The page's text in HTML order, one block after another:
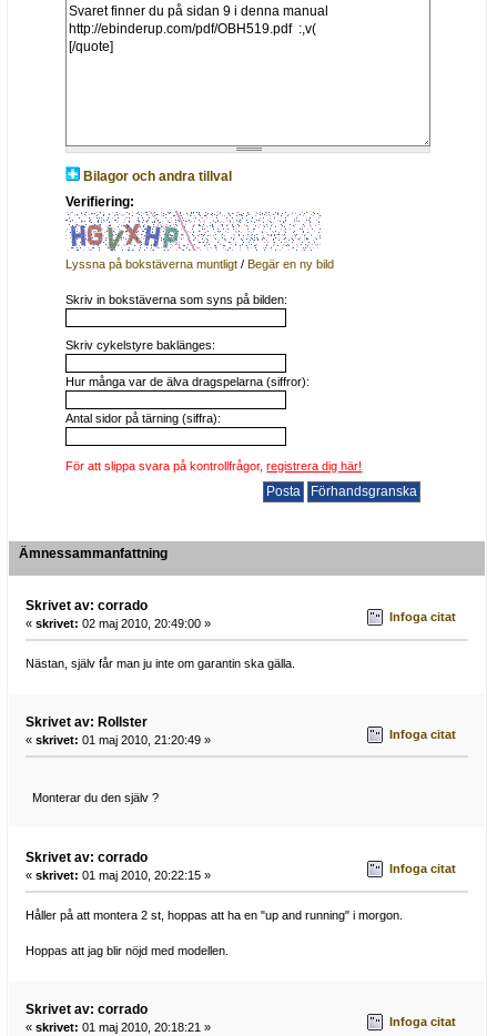
Bilagor och andra tillval
Verifiering:
Lyssna på bokstäverna muntligt /Begär en ny bild
Skriv in bokstäverna som syns på bilden:
Skriv cykelstyre baklänges:
Hur många var de älva dragspelarna (siffror):
Antal sidor på tärning (siffra):
För att slippa svara på kontrollfrågor,registrera dig här!
Ämnessammanfattning
Skrivet av: corrado
« skrivet: 02 maj 2010, 20:49:00 » Infoga citat
Nästan, själv får man ju inte om garantin ska gälla.
Skrivet av: Rollster
« skrivet: 01 maj 2010, 21:20:49 » Infoga citat
Monterar du den själv ?
Skrivet av: corrado
« skrivet: 01 maj 2010, 20:22:15 » Infoga citat
Håller på att montera 2 st, hoppas att ha en "up and running" i morgon.
Hoppas att jag blir nöjd med modellen.
Skrivet av: corrado
« skrivet: 01 maj 2010, 20:18:21 » Infoga citat